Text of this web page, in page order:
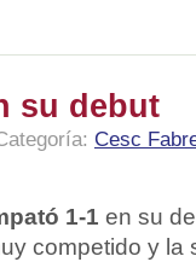
su debut
Cesc
1-1 en su
competido y la